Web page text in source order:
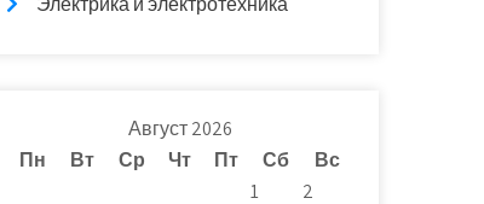
Август 2026
Пн
Вт Ср Чт Пт Сб
Вс
1
2